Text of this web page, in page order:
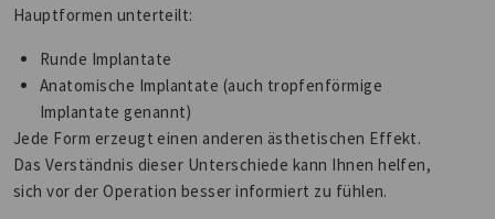
Hauptformen unterteilt:
Runde Implantate
Anatomische Implantate (auch tropfenförmige
Implantate genannt)
Jede Form erzeugt einen anderen ästhetischen Effekt.
Das Verständnis dieser Unterschiede kann Ihnen helfen,
sich vor der Operation besser informiert zu fühlen.